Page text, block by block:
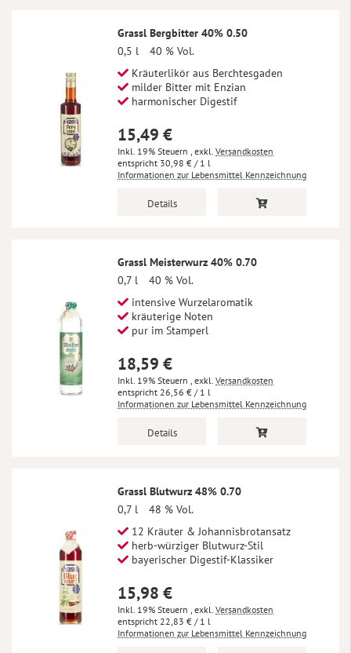
Grassl Bergbitter 40% 0.50
0,5 l
40 % Vol.
Kräuterlikör aus Berchtesgaden
milder Bitter mit Enzian
harmonischer Digestif
15,49 €
Inkl. 19% Steuern , exkl. Versandkosten
30,98 € / 1 l
Informationen zur Lebensmittel Kennzeichnung
Details
Grassl Meisterwurz 40% 0.70
0,7 l
40 % Vol.
intensive Wurzelaromatik
kräuterige Noten
pur im Stamperl
18,59 €
Inkl. 19% Steuern , exkl. Versandkosten
26,56 € / 1 l
Informationen zur Lebensmittel Kennzeichnung
Details
Grassl Blutwurz 48% 0.70
0,7 l
48 % Vol.
12 Kräuter & Johannisbrotansatz
herb-würziger Blutwurz-Stil
bayerischer Digestif-Klassiker
15,98 €
Inkl. 19% Steuern , exkl. Versandkosten
22,83 € / 1 l
Informationen zur Lebensmittel Kennzeichnung